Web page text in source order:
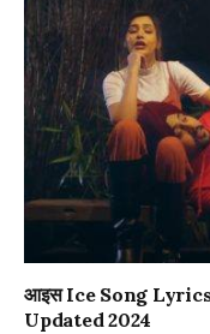
आइस Ice Song
Updated 2024